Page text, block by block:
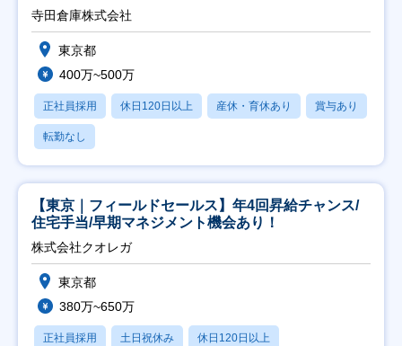
寺田倉庫株式会社
東京都
400万~500万
正社員採用 休日120日以上 産休・育休あり 賞与あり
転勤なし
【東京｜フィールドセールス】年4回昇給チャンス/
住宅手当/早期マネジメント機会あり！
株式会社クオレガ
東京都
380万~650万
正社員採用 土日祝休み 休日120日以上